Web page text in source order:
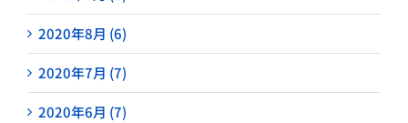
2020年8月 (6)
2020年7月 (7)
2020年6月 (7)